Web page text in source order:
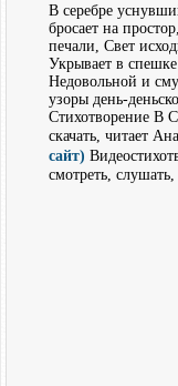
В серебре
бросает на
печали, Свет
Укрывает в спешке
Недовольной и
узоры день-
Стихотворение
скачать, читает
сайт)
смотреть,